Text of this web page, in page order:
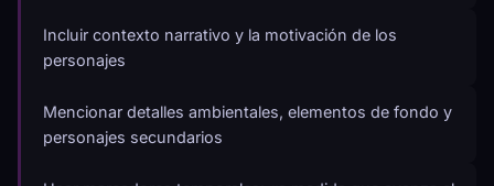
Incluir contexto narrativo y la motivación de los
personajes
Mencionar detalles ambientales, elementos de fondo y
personajes secundarios